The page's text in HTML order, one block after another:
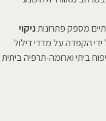
מספק פתרונותניקוי
ידי הקפדה על מדדי דילול
ביתי וארומה-תרפיה ביתית